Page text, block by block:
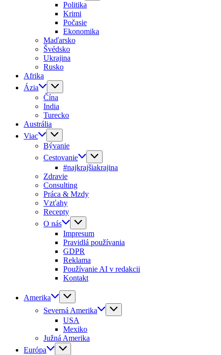
Politika
Krimi
Počasie
Ekonomika
Maďarsko
Švédsko
Ukrajina
Rusko
Afrika
Ázia
Čína
India
Turecko
Austrália
Viac
Bývanie
Cestovanie
#najkrajšiakrajina
Zdravie
Consulting
Práca & Mzdy
Vzťahy
Recepty
O nás
Impresum
Pravidlá používania
GDPR
Reklama
Používanie AI v redakcii
Kontakt
Amerika
Severná Amerika
USA
Mexiko
Južná Amerika
Európa